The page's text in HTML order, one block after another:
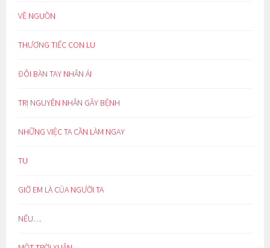
VỀ NGUỒN
THƯƠNG TIẾC CON LU
ĐÔI BÀN TAY NHÂN ÁI
TRỊ NGUYÊN NHÂN GÂY BỆNH
NHỮNG VIỆC TA CẦN LÀM NGAY
TU
GIỜ EM LÀ CỦA NGƯỜI TA
NẾU…